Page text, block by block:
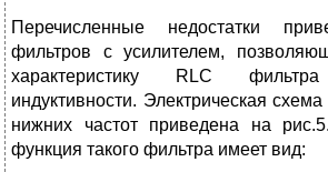
Перечисленные недостатки
фильтров с усилителем,
характеристику RLC
индуктивности. Электрическая
нижних частот приведена на
функция такого фильтра имеет вид: